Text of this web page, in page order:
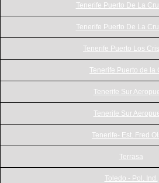
Tenerife Puerto De La
Tenerife Puerto De La
Tenerife Puerto Los
Tenerife Puerto de la
Tenerife Sur
Tenerife Sur
Tenerife- Est. Fred
Terrasa
Toledo - Pol. Ind.